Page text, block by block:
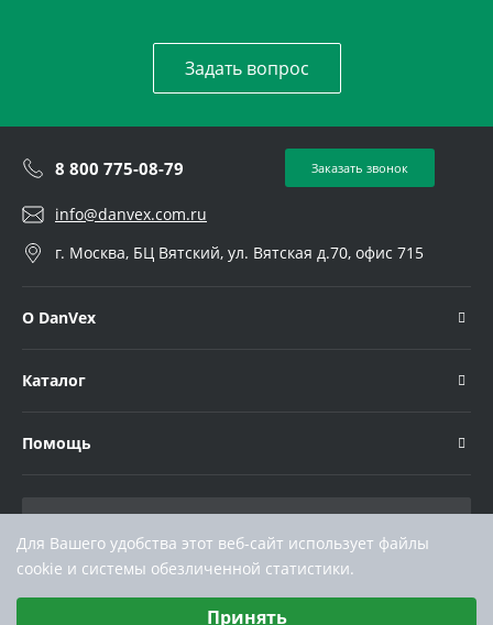
Задать вопрос
8 800 775-08-79 Заказать звонок
info@danvex.com.ru
г. Москва, БЦ Вятский, ул. Вятская д.70, офис 715
О DanVex
Каталог
Помощь
Для Вашего удобства этот веб-сайт использует файлы
cookie и системы обезличенной статистики.
Принять